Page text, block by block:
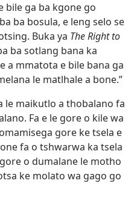
bile ga ba kgone go
ba bosula, e leng selo se
Buka ya The Right to
ba sotlang bana ka
a mmatota e bile bana ga
le matlhale a bone.”
le maikutlo a thobalano fa
Fa e le gore o kile wa
gore ke tsela e
fa o tshwarwa ka tsela
o dumalane le motho
ke molato wa gago go